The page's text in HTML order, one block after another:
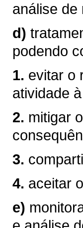
análise de
d)
podendo
1. evitar o
atividade
2. mitigar
3.
4. aceitar
e)